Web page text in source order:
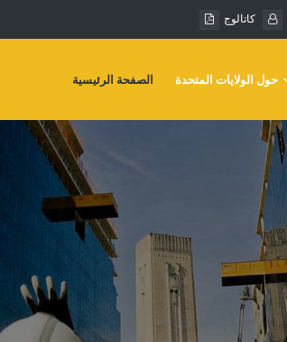
كاتالوج
الصفحة الرئيسية